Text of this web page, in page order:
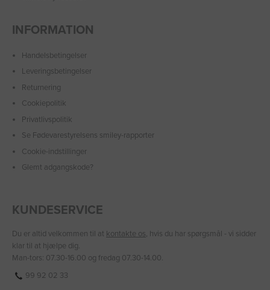
INFORMATION
Handelsbetingelser
Leveringsbetingelser
Returnering
Cookiepolitik
Privatlivspolitik
Se Fødevarestyrelsens smiley-rapporter
Cookie-indstillinger
Glemt adgangskode?
KUNDESERVICE
Du er altid velkommen til at kontakte os, hvis du har spørgsmål - vi sidder
klar til at hjælpe dig.
Man-tors: 07.30-16.00 og fredag 07.30-14.00.
99 92 02 33